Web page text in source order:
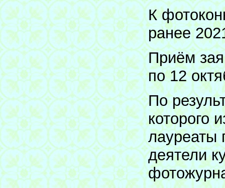
К
ранее
Приём
по 12
По
которого
лауреаты
деятели